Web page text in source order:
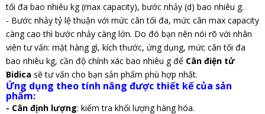
tối đa bao nhiêu kg (max capacity), bước nhảy (d) bao nhiêu g.
- Bước nhảy tỷ lệ thuận với mức cân tối đa, mức cân max capacity
càng cao thì bước nhảy càng lớn. Do đó bạn nên nói rõ với nhân
viên tư vấn: mặt hàng gì, kích thước, ứng dụng, mức cân tối đa
bao nhiêu kg, cần độ chính xác bao nhiêu g để Cân điện tử
Bidica sẽ tư vấn cho bạn sản phẩm phù hợp nhất.
Ứng dụng theo tính năng được thiết kế của sản
phẩm:
- Cân định lượng: kiểm tra khối lượng hàng hóa.